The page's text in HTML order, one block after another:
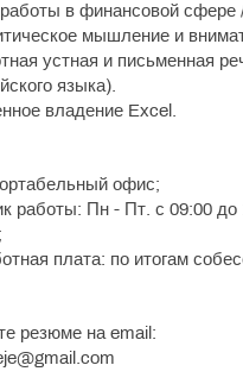
в финансовой сфере
мышление и
устная и письменная
языка).
владение Excel.
офис;
работы: Пн - Пт. с 09:00
плата: по итогам
резюме на email: